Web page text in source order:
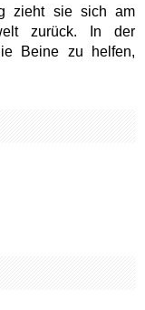
zieht sie sich am
zurück. In der
Beine zu helfen,